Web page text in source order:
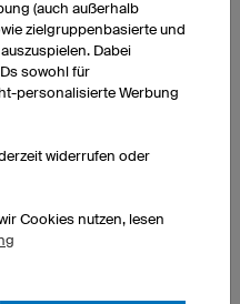
gemeinsam Sport und
Gedenkbier.
(auch außerhalb
zielgruppenbasierte und
Dabei
sowohl für
personalisierte Werbung
widerrufen oder
Cookies nutzen, lesen